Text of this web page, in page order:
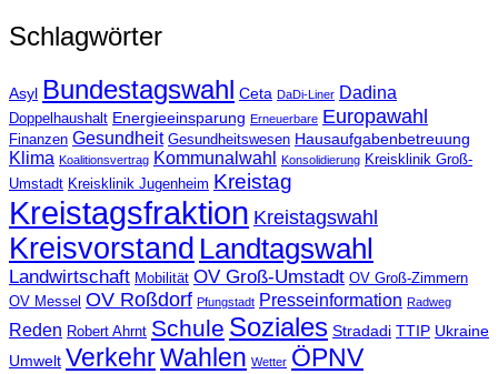
Schlagwörter
Asyl Bundestagswahl Ceta DaDi-Liner Dadina
Doppelhaushalt Energieeinsparung Erneuerbare Europawahl
Finanzen Gesundheit Gesundheitswesen Hausaufgabenbetreuung
Klima Koalitionsvertrag Kommunalwahl Konsolidierung Kreisklinik Groß-
Umstadt Kreisklinik Jugenheim Kreistag
Kreistagsfraktion Kreistagswahl
Kreisvorstand Landtagswahl
Landwirtschaft Mobilität OV Groß-Umstadt OV Groß-Zimmern
OV Messel OV Roßdorf Pfungstadt Presseinformation Radweg
Reden Robert Ahrnt Schule Soziales Stradadi TTIP Ukraine
Umwelt VerkehrWahlen Wetter ÖPNV